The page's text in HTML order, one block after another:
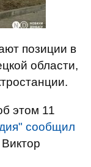
позиции в
области,
этом 11
сообщил